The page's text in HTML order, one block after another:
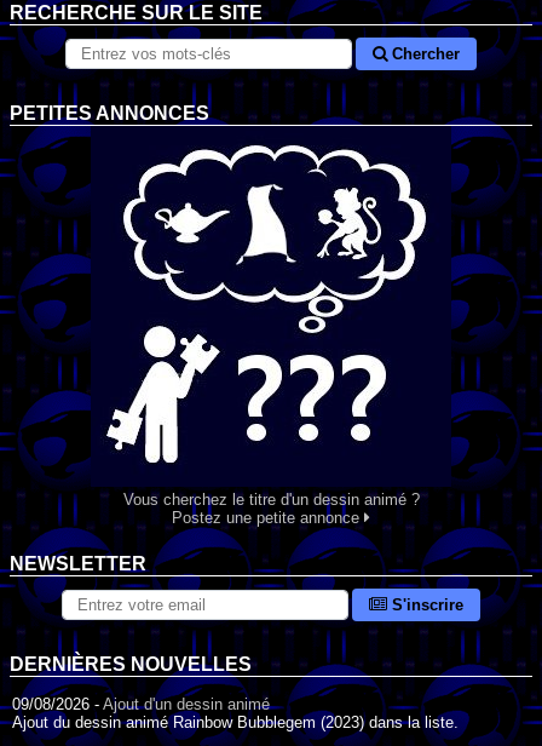
RECHERCHE SUR LE SITE
Chercher
PETITES ANNONCES
Vous cherchez le titre d'un dessin animé ?
Postez une petite annonce
NEWSLETTER
S'inscrire
DERNIÈRES NOUVELLES
09/08/2026 - Ajout d'un dessin animé
Ajout du dessin animé Rainbow Bubblegem (2023) dans la liste.